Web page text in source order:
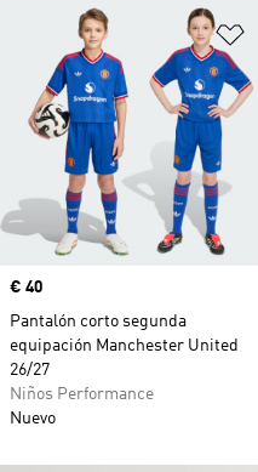
Precio
€ 40
Pantalón corto segunda
equipación Manchester United
26/27
Niños Performance
Nuevo